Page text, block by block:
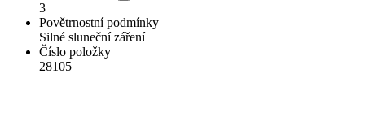
3
Povětrnostní podmínky
Silné sluneční záření
Číslo položky
28105